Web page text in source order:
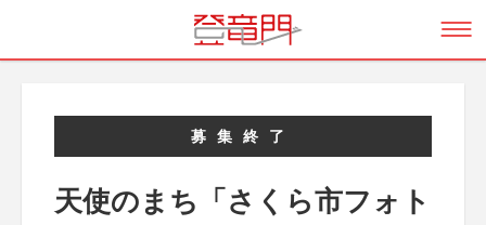
募集終了
天使のまち「さくら市フォト